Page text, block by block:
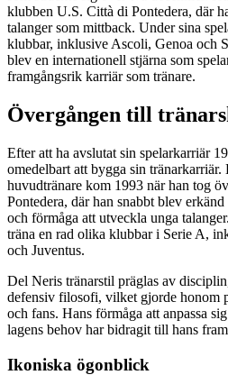
klubben U.S. Città di Pontedera, där
talanger som mittback. Under sina
klubbar, inklusive Ascoli, Genoa och
blev en internationell stjärna som
framgångsrik karriär som tränare.
Övergången till
Efter att ha avslutat sin spelarkarriär
omedelbart att bygga sin tränarkarriär.
huvudtränare kom 1993 när han tog
Pontedera, där han snabbt blev
och förmåga att utveckla unga
träna en rad olika klubbar i Serie A,
och Juventus.
Del Neris tränarstil präglas av
defensiv filosofi, vilket gjorde honom
och fans. Hans förmåga att anpassa
lagens behov har bidragit till hans
Ikoniska ögonblick